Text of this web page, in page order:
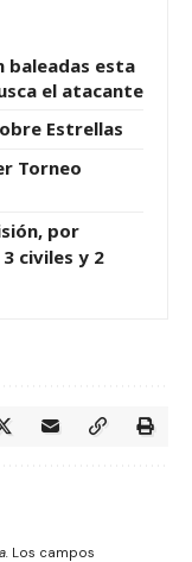
baleadas esta
el atacante
Estrellas
Torneo
por
civiles y 2
Los campos